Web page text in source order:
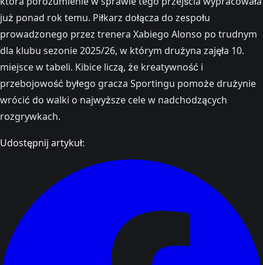
już ponad rok temu. Piłkarz dołącza do zespołu
prowadzonego przez trenera Xabiego Alonso po trudnym
dla klubu sezonie 2025/26, w którym drużyna zajęła 10.
miejsce w tabeli. Kibice liczą, że kreatywność i
przebojowość byłego gracza Sportingu pomoże drużynie
wrócić do walki o najwyższe cele w nadchodzących
rozgrywkach.
Udostępnij artykuł: